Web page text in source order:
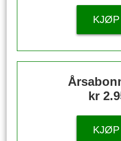
KJØP
kr
KJØP